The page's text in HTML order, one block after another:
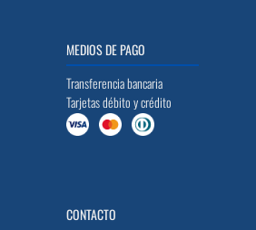
MEDIOS DE PAGO
Transferencia bancaria
Tarjetas débito y crédito
CONTACTO